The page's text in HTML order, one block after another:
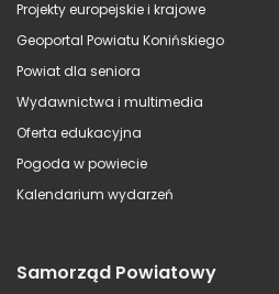
Projekty europejskie i krajowe
Geoportal Powiatu Konińskiego
Powiat dla seniora
Wydawnictwa i multimedia
Oferta edukacyjna
Pogoda w powiecie
Kalendarium wydarzeń
Samorząd Powiatowy